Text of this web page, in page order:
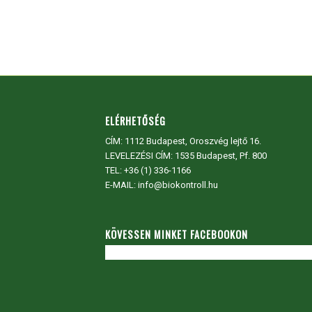
ELÉRHETŐSÉG
CÍM: 1112 Budapest, Oroszvég lejtő 16.
LEVELEZÉSI CÍM: 1535 Budapest, Pf. 800
TEL: +36 (1) 336-1166
E-MAIL: info@biokontroll.hu
KÖVESSEN MINKET FACEBOOKON